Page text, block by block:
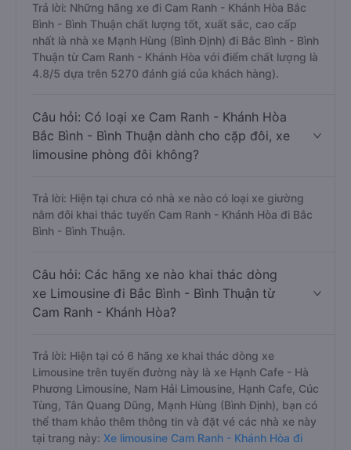
Trả lời: Những hãng xe đi Cam Ranh - Khánh Hòa Bắc
Bình - Bình Thuận chất lượng tốt, xuất sắc, cao cấp
nhất là nhà xe Mạnh Hùng (Bình Định) đi Bắc Bình - Bình
Thuận từ Cam Ranh - Khánh Hòa với điểm chất lượng là
4.8/5 dựa trên 5270 đánh giá của khách hàng).
Câu hỏi: Có loại xe Cam Ranh - Khánh Hòa
Bắc Bình - Bình Thuận dành cho cặp đôi, xe
limousine phòng đôi không?
Trả lời: Hiện tại chưa có nhà xe nào có loại xe giường
nằm đôi khai thác tuyến Cam Ranh - Khánh Hòa đi Bắc
Bình - Bình Thuận.
Câu hỏi: Các hãng xe nào khai thác dòng
xe Limousine đi Bắc Bình - Bình Thuận từ
Cam Ranh - Khánh Hòa?
Trả lời: Hiện tại có 6 hãng xe khai thác dòng xe
Limousine trên tuyến đường này là xe Hạnh Cafe - Hà
Phương Limousine, Nam Hải Limousine, Hạnh Cafe, Cúc
Tùng, Tân Quang Dũng, Mạnh Hùng (Bình Định), bạn có
thể tham khảo thêm thông tin và đặt vé các nhà xe này
tại trang này: Xe limousine Cam Ranh - Khánh Hòa đi